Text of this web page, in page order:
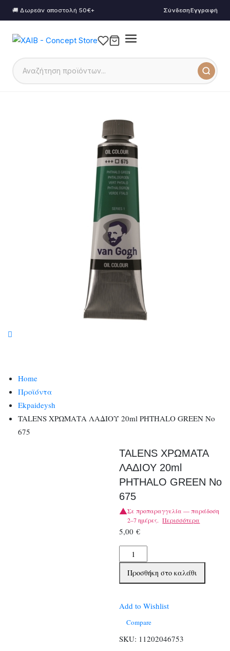
🚚 Δωρεάν αποστολή 50€+ ΣύνδεσηΕγγραφή
Home
Προϊόντα
Ekpaideysh
TALENS ΧΡΩΜΑΤΑ ΛΑΔΙΟΥ 20ml PHTHALO GREEN No
675
TALENS ΧΡΩΜΑΤΑ
ΛΑΔΙΟΥ 20ml
PHTHALO GREEN No
675
Σε προπαραγγελία — παράδοση
2–7 ημέρες. Περισσότερα
5,00€
TALENS
ΧΡΩΜΑΤΑ
ΛΑΔΙΟΥ
PHTHALO
GREEN
Προσθήκη στο καλάθι
Add to Wishlist
Compare
SKU: 11202046753